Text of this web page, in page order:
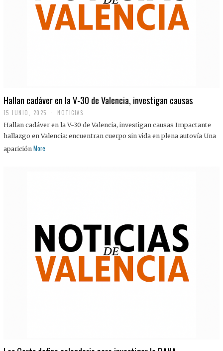
Hallan cadáver en la V-30 de Valencia, investigan causas
15 JUNIO, 2025 NOTICIAS
Hallan cadáver en la V-30 de Valencia, investigan causas Impactante
hallazgo en Valencia: encuentran cuerpo sin vida en plena autovía Una
aparición More